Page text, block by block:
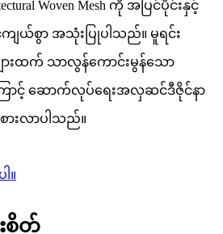
Woven Mesh ကို အပြင်ပိုင်းနှင့်
ျယ်စွာ အသုံးပြုပါသည်။ မူရင်း
ားထက် သာလွန်ကောင်းမွန်သော
ြောင့် ဆောက်လုပ်ရေးအလှဆင်ဒီဇိုင်နာ
စားလာပါသည်။
။
စိတ်